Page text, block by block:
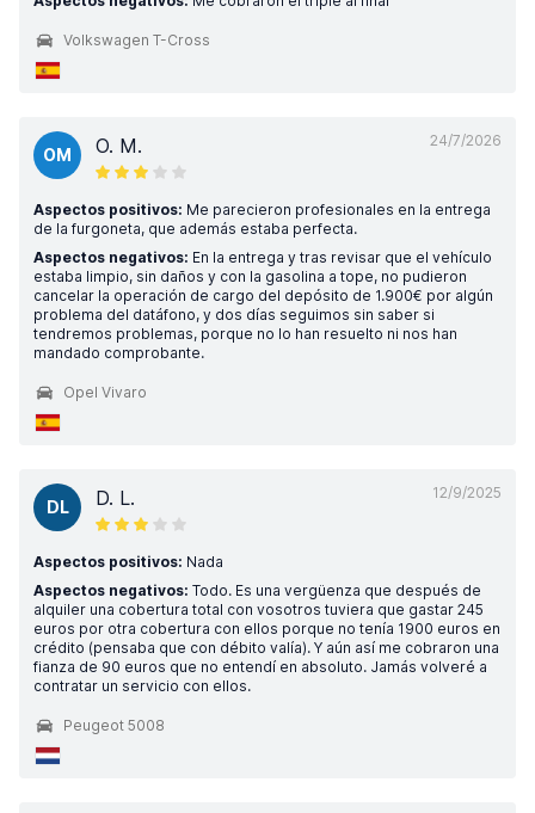
Volkswagen T-Cross
24/7/2026
OM O. M.
Aspectos positivos: Me parecieron profesionales en la entrega
de la furgoneta, que además estaba perfecta.
Aspectos negativos: En la entrega y tras revisar que el vehículo
estaba limpio, sin daños y con la gasolina a tope, no pudieron
cancelar la operación de cargo del depósito de 1.900€ por algún
problema del datáfono, y dos días seguimos sin saber si
tendremos problemas, porque no lo han resuelto ni nos han
mandado comprobante.
Opel Vivaro
12/9/2025
DL D. L.
Aspectos positivos: Nada
Aspectos negativos: Todo. Es una vergüenza que después de
alquiler una cobertura total con vosotros tuviera que gastar 245
euros por otra cobertura con ellos porque no tenía 1900 euros en
crédito (pensaba que con débito valía). Y aún así me cobraron una
fianza de 90 euros que no entendí en absoluto. Jamás volveré a
contratar un servicio con ellos.
Peugeot 5008